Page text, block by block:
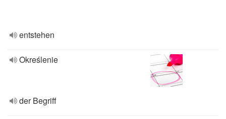
entstehen
Określenie
der Begriff